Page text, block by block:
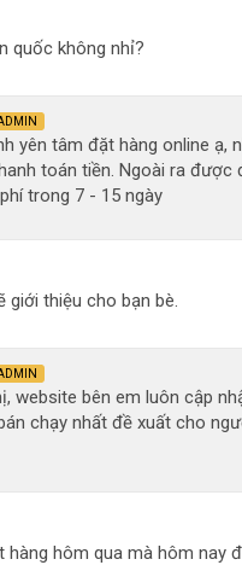
quốc không nhỉ?
yên tâm đặt hàng online ạ,
toán tiền. Ngoài ra được
trong 7 - 15 ngày
giới thiệu cho bạn bè.
website bên em luôn cập
chạy nhất đề xuất cho
hàng hôm qua mà hôm nay